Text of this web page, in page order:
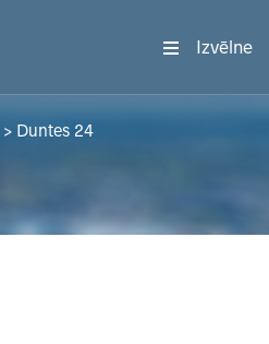
Izvēlne
> Duntes 24